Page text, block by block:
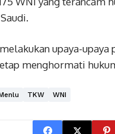
upaya-
menghormati
TKW WNI